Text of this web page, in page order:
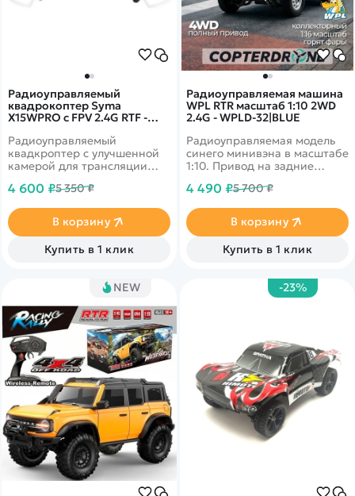
Радиоуправляемый
квадрокоптер Syma
X15WPRO с FPV 2.4G RTF -
Радиоуправляемый
квадкроптер с улучшенной
камерой для трансляции
полета может достигать 10
дальность управления 80
метров, а расстояние на
которое может
транслировать камера - 30
4 600 ₽5 350 ₽
В корзину
Купить в 1 клик
Радиоуправляемая машина
WPL RTR масштаб 1:10 2WD
2.4G - WPLD-32|BLUE
Радиоуправляемая модель
синего минивэна в масштабе
1:10. Привод на задние
30-50 минут, светодиодные
4 490 ₽5 700 ₽
В корзину
Купить в 1 клик
NEW -23%